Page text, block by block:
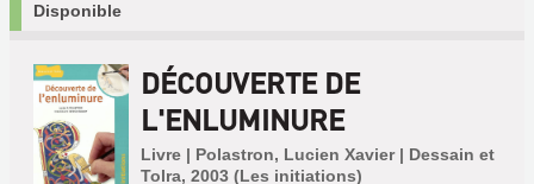
Disponible
DÉCOUVERTE DE
L'ENLUMINURE
Livre | Polastron, Lucien Xavier | Dessain et
Tolra, 2003 (Les initiations)